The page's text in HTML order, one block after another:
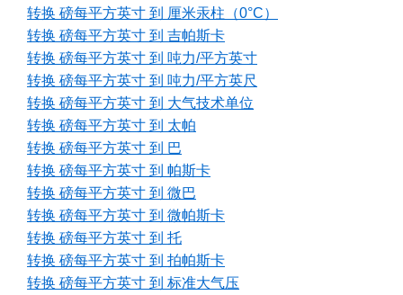
转换 磅每平方英寸 到 厘米汞柱（0°C）
转换 磅每平方英寸 到 吉帕斯卡
转换 磅每平方英寸 到 吨力/平方英寸
转换 磅每平方英寸 到 吨力/平方英尺
转换 磅每平方英寸 到 大气技术单位
转换 磅每平方英寸 到 太帕
转换 磅每平方英寸 到 巴
转换 磅每平方英寸 到 帕斯卡
转换 磅每平方英寸 到 微巴
转换 磅每平方英寸 到 微帕斯卡
转换 磅每平方英寸 到 托
转换 磅每平方英寸 到 拍帕斯卡
转换 磅每平方英寸 到 标准大气压